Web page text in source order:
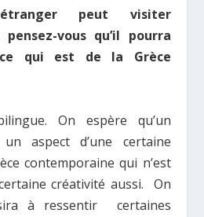
peut visiter
pensez-vous qu’il pourra
qui est de la Grèce
On espère qu’un
aspect d’une certaine
contemporaine qui n’est
créativité aussi. On
à ressentir certaines